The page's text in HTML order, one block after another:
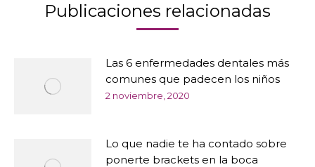
Publicaciones relacionadas
Las 6 enfermedades dentales más
comunes que padecen los niños
2 noviembre, 2020
Lo que nadie te ha contado sobre
ponerte brackets en la boca